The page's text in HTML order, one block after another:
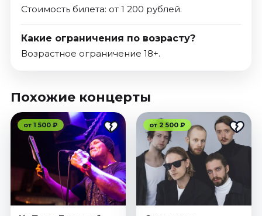
Стоимость билета: от 1 200 рублей.
Какие ограничения по возрасту?
Возрастное ограничение 18+.
Похожие концерты
от 1 500 ₽ от 2 500 ₽